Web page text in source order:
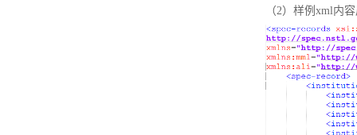
（2）样例xml内